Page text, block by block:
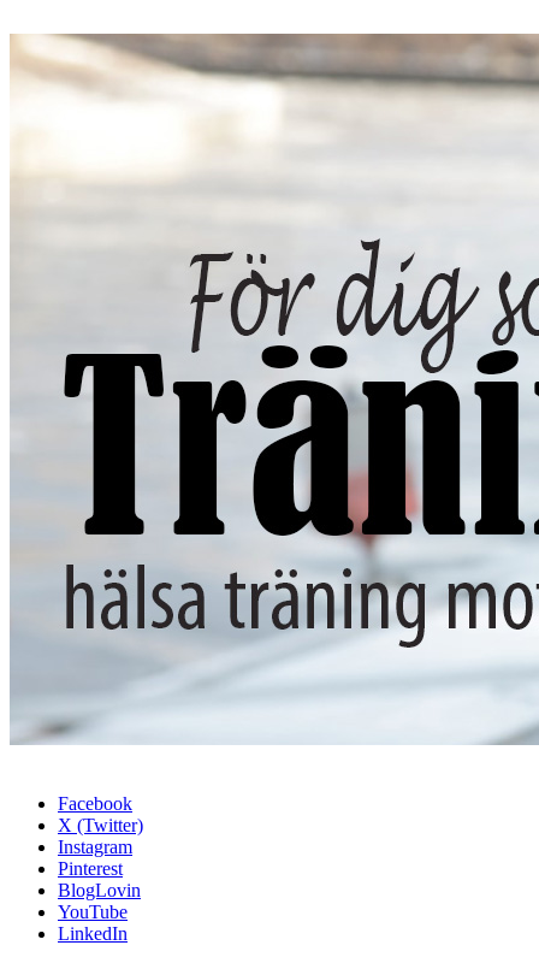
Facebook
X (Twitter)
Instagram
Pinterest
BlogLovin
YouTube
LinkedIn